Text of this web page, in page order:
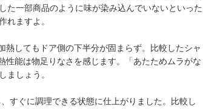
た一部商品のように味が染み込んでいないといった
れますよ。
熱してもドア側の下半分が固まらず。比較したシャ
能は物足りなさを感じます。
「あたためムラがな
ましょう。
すぐに調理できる状態に仕上がりました。比較し